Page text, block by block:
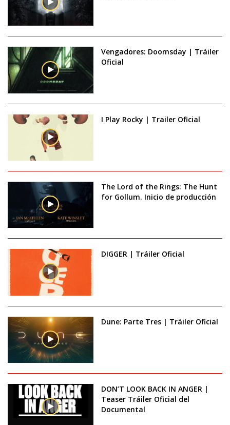
Vengadores: Doomsday | Tráiler
Oficial
I Play Rocky | Trailer Oficial
The Lord of the Rings: The Hunt
for Gollum. Inicio de producción
DIGGER | Tráiler Oficial
Dune: Parte Tres | Tráiler Oficial
DON’T LOOK BACK IN ANGER |
Teaser Tráiler Oficial del
Documental